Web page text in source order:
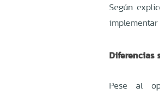
Según
Diferencias
Pese al